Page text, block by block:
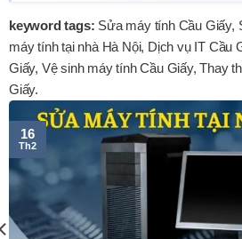
keyword tags: Sửa máy tính Cầu Giấy,
máy tính tại nhà Hà Nội, Dịch vụ IT Cầu
Giấy, Vệ sinh máy tính Cầu Giấy, Thay
Giấy.
16
Th2